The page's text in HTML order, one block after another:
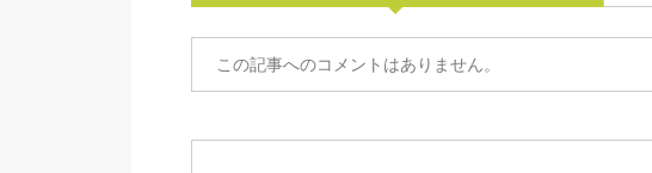
この記事へのコメントはありません。